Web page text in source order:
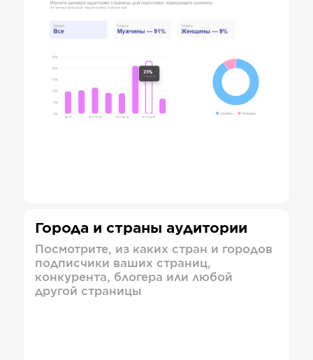
Города и страны аудитории
Посмотрите, из каких стран и городов
подписчики ваших страниц,
конкурента, блогера или любой
другой страницы